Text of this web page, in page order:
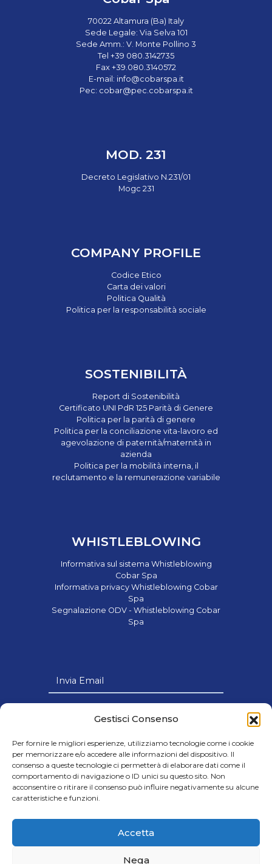
Gestisci Consenso
Per fornire le migliori esperienze, utilizziamo tecnologie come i cookie
per memorizzare e/o accedere alle informazioni del dispositivo. Il
consenso a queste tecnologie ci permetterà di elaborare dati come il
comportamento di navigazione o ID unici su questo sito. Non
acconsentire o ritirare il consenso può influire negativamente su alcune
caratteristiche e funzioni.
Accetta
Nega
70022 Altamura (Ba) Italy
Sede Legale: Via Selva 101
Sede Amm.: V. Monte Pollino 3
Tel +39 080.3142735
Fax +39.080.3140572
E-mail: info@cobarspa.it
Pec: cobar@pec.cobarspa.it
MOD. 231
Decreto Legislativo N.231/01
Mogc 231
COMPANY PROFILE
Codice Etico
Carta dei valori
Politica Qualità
Politica per la responsabilità sociale
SOSTENIBILITÀ
Report di Sostenibilità
Certificato UNI PdR 125 Parità di Genere
Politica per la parità di genere
Politica per la conciliazione vita-lavoro ed
agevolazione di paternità/maternità in
azienda
Politica per la mobilità interna, il
reclutamento e la remunerazione variabile
WHISTLEBLOWING
Informativa sul sistema Whistleblowing
Cobar Spa
Informativa privacy Whistleblowing Cobar
Spa
Segnalazione ODV - Whistleblowing Cobar
Spa
Invia Email
Link Utili
© 2024 Cobar s.p.a - Società con Socio
Unico soggetta all’attività di Direzione e
C.F. e P.IVA IT06605700720